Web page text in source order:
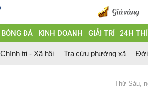
BÓNG ĐÁ KINH DOANH GIẢI TRÍ 24H
Chính trị - Xã hội Tra cứu phường xã Đời
Thứ Sáu,